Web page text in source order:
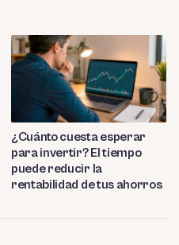
¿Cuánto cuesta esperar
para invertir? El tiempo
puede reducir la
rentabilidad de tus ahorros